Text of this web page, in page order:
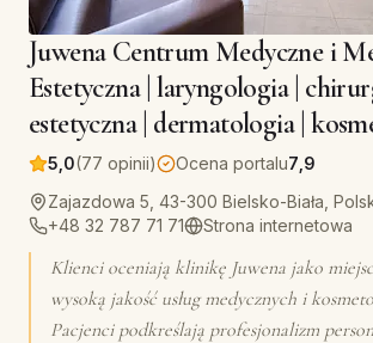
Juwena Centrum Medyczne i
Estetyczna | laryngologia |
estetyczna | dermatologia |
5,0(77 opinii) Ocena portalu7,9
Zajazdowa 5, 43-300 Bielsko-Biała,
+48 32 787 71 71
Strona internetowa
Klienci oceniają klinikę Juwena jako
wysoką jakość usług medycznych i
Pacjenci podkreślają profesjonalizm